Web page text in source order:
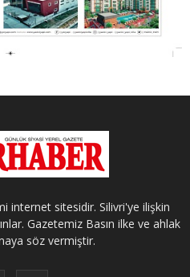
internet sitesidir. Silivri'ye ilişkin
Gazetemiz Basın ilke ve ahlak
söz vermiştir.